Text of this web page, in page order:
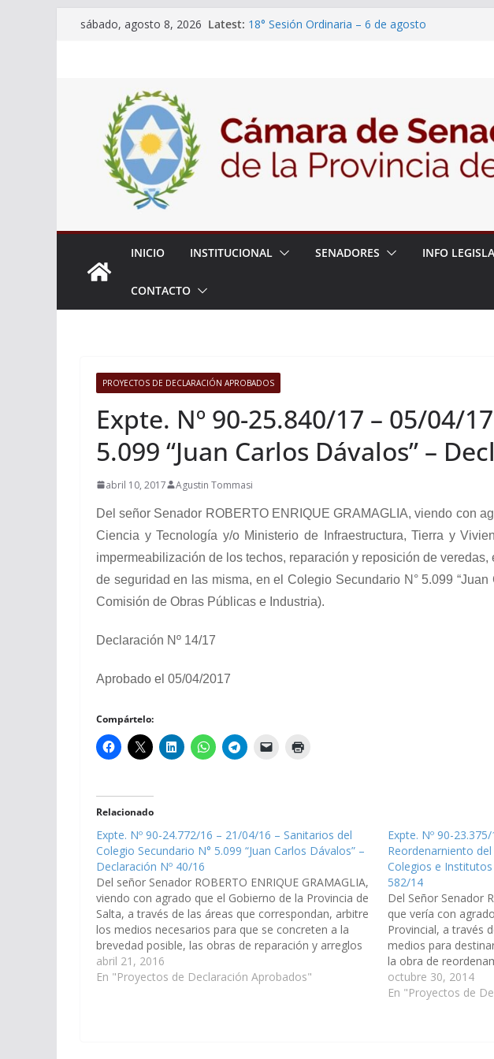
sábado, agosto 8, 2026 Latest: 18° Sesión Ordinaria – 6 de agosto
Expte. Nº 90-34.516/2026 – 06/08/26 – Créase
de Protección y Control Vegetal
INICIO INSTITUCIONAL SENADORES INFO
CONTACTO
PROYECTOS DE DECLARACIÓN APROBADOS
Expte. Nº 90-25.840/17 – 05/04/
5.099 “Juan Carlos Dávalos” –
abril 10, 2017 Agustin Tommasi
Del señor Senador ROBERTO ENRIQUE GRAMAGLIA, viendo con
Ciencia y Tecnología y/o Ministerio de Infraestructura, Tierra y
impermeabilización de los techos, reparación y reposición de
de seguridad en las misma, en el Colegio Secundario N° 5.099
Comisión de Obras Públicas e Industria).
Declaración Nº 14/17
Aprobado el 05/04/2017
Compártelo:
Relacionado
Expte. Nº 90-24.772/16 – 21/04/16 – Sanitarios del
Colegio Secundario N° 5.099 “Juan Carlos Dávalos” –
Declaración Nº 40/16
Del señor Senador ROBERTO ENRIQUE GRAMAGLIA,
viendo con agrado que el Gobierno de la Provincia de
Salta, a través de las áreas que correspondan, arbitre
los medios necesarios para que se concreten a la
brevedad posible, las obras de reparación y arreglos
que fueren menester en el Sector de Sanitarios del
Colegio Secundario N°…
abril 21, 2016
En "Proyectos de Declaración Aprobados"
Expte. Nº 90-
Reordenarniento
Colegios e
582/14
Del Señor Senador
que vería con
Provincial, a través
medios para
la obra de
inmueble que
Melián", el Colegio
octubre 30, 2014
En "Proyectos de